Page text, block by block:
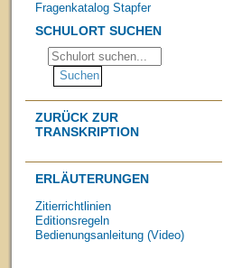
Fragenkatalog Stapfer
SCHULORT SUCHEN
ZURÜCK ZUR
TRANSKRIPTION
ERLÄUTERUNGEN
Zitierrichtlinien
Editionsregeln
Bedienungsanleitung (Video)